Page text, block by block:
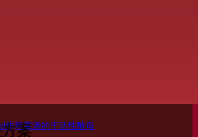
作苹果酒的干活性酵母
案